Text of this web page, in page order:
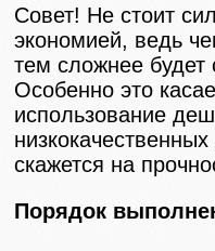
Совет! Не стоит
экономией, ведь
тем сложнее будет
Особенно это
использование
скажется на
Порядок